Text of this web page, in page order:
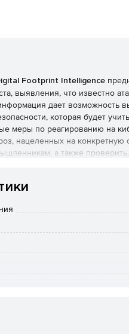
Footprint Intelligence
выявления, что известно
дает возможность
которая будет
меры по реагированию на
нацеленных на
а также
компоненты: сервисы
всестороннюю оценку рисков
Intelligence также
в социальных сетях,